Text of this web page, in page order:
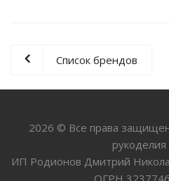
Список брендов
2026 © Все права
рукоделия
ИП Родионов Дмитрий
ОГРН